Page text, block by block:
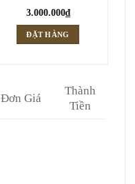
3.000.000₫
ĐẶT HÀNG
Đơn Giá
Thành
Tiền